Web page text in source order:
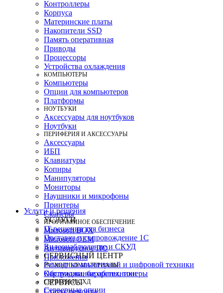
Контроллеры
Корпуса
Материнские платы
Накопители SSD
Память оперативная
Приводы
Процессоры
Устройства охлаждения
КОМПЬЮТЕРЫ
Компьютеры
Опции для компьютеров
Платформы
НОУТБУКИ
Аксессуары для ноутбуков
Ноутбуки
ПЕРИФЕРИЯ И АКСЕССУАРЫ
Аксессуары
ИБП
Клавиатуры
Копиры
Манипуляторы
Мониторы
Наушники и микрофоны
Принтеры
Сканеры
ПРОГРАММНОЕ ОБЕСПЕЧЕНИЕ
Microsoft BOX
Microsoft OEM
Антивирусное ПО
Приложения
РАСХОДНЫЕ МАТЕРИАЛЫ
Картриджи, барабаны, тонеры
СЕРВЕРЫ И СХД
Серверные опции
Услуги и решения
УСЛУГИ
IT-решения для бизнеса
Поставка и сопровождение 1C
Видеонаблюдение и СКУД
СЕРВИСНЫЙ ЦЕНТР
Ремонт компьютерной и цифровой техники
Обслуживание оргтехники
СЕРВИСЫ
Статус ремонта